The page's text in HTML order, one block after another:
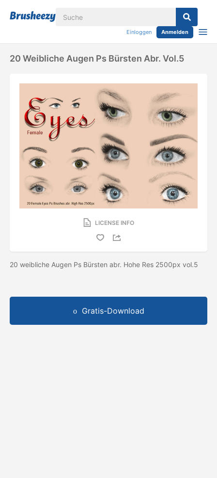
Einloggen Anmelden
20 Weibliche Augen Ps Bürsten Abr. Vol.5
LICENSE INFO
20 weibliche Augen Ps Bürsten abr. Hohe Res 2500px vol.5
Gratis-Download